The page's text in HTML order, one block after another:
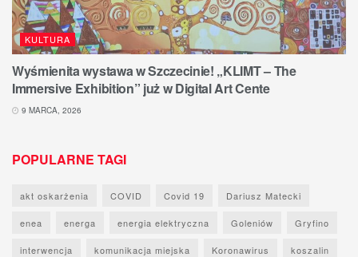
KULTURA
Wyśmienita wystawa w Szczecinie! „KLIMT – The
Immersive Exhibition” już w Digital Art Cente
9 MARCA, 2026
POPULARNE TAGI
akt oskarżenia COVID Covid 19 Dariusz Matecki
enea energa energia elektryczna Goleniów Gryfino
interwencja komunikacja miejska Koronawirus koszalin